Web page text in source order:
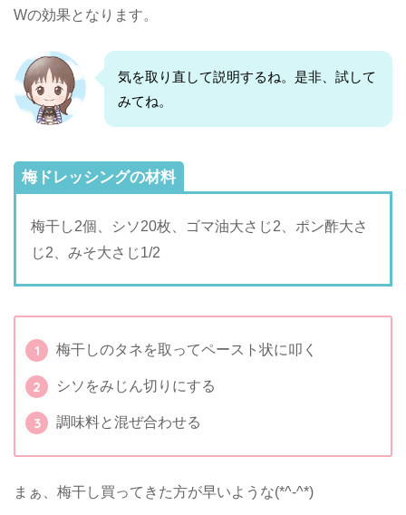
Wの効果となります。
気を取り直して説明するね。是非、試して
みてね。
梅ドレッシングの材料
梅干し2個、シソ20枚、ゴマ油大さじ2、ポン酢大さ
じ2、みそ大さじ1/2
梅干しのタネを取ってペースト状に叩く
シソをみじん切りにする
調味料と混ぜ合わせる
まぁ、梅干し買ってきた方が早いような(*^-^*)